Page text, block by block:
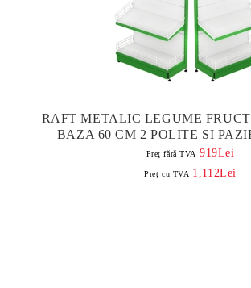
RAFT METALIC LEGUME
BAZA 60 CM 2 POLITE SI
Preţ fără TVA 919Lei
Preţ cu TVA 1,112Lei